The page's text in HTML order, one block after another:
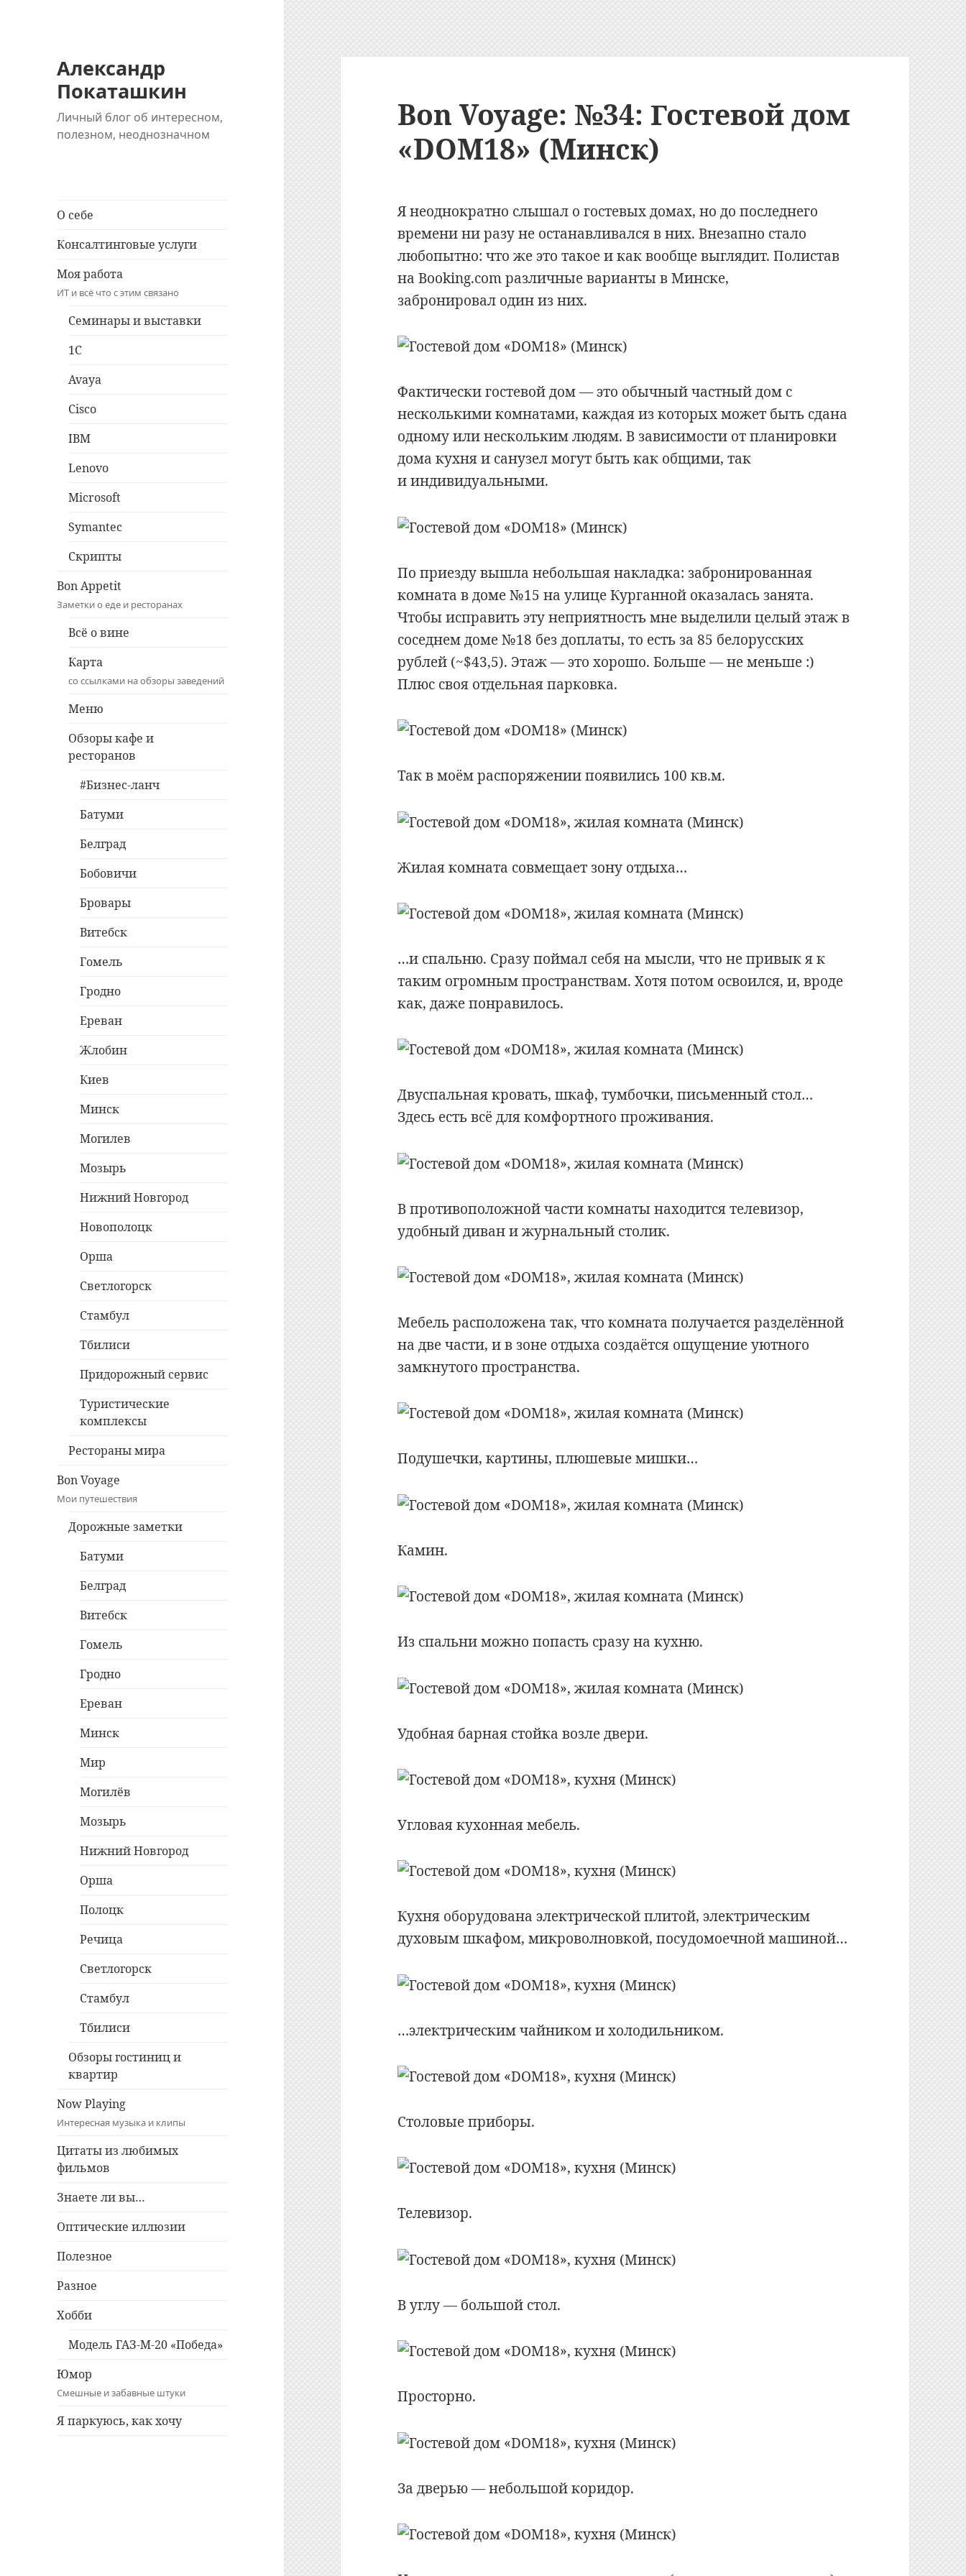
Александр
Покаташкин
Личный блог об интересном,
полезном, неоднозначном
О себе
Консалтинговые услуги
Моя работа
ИТ и всё что с этим связано
Семинары и выставки
1C
Avaya
Cisco
IBM
Lenovo
Microsoft
Symantec
Скрипты
Bon Appetit
Заметки о еде и ресторанах
Всё о вине
Карта
со ссылками на обзоры заведений
Меню
Обзоры кафе и
ресторанов
#Бизнес-ланч
Батуми
Белград
Бобовичи
Бровары
Витебск
Гомель
Гродно
Ереван
Жлобин
Киев
Минск
Могилев
Мозырь
Нижний Новгород
Новополоцк
Орша
Светлогорск
Стамбул
Тбилиси
Придорожный сервис
Туристические
комплексы
Рестораны мира
Bon Voyage
Мои путешествия
Дорожные заметки
Батуми
Белград
Витебск
Гомель
Гродно
Ереван
Минск
Мир
Могилёв
Мозырь
Нижний Новгород
Орша
Полоцк
Речица
Светлогорск
Стамбул
Тбилиси
Обзоры гостиниц и
квартир
Now Playing
Интересная музыка и клипы
Цитаты из любимых
фильмов
Знаете ли вы…
Оптические иллюзии
Полезное
Разное
Хобби
Модель ГАЗ-М-20 «Победа»
Юмор
Смешные и забавные штуки
Я паркуюсь, как хочу
Bon Voyage: №34: Гостевой дом
«DOM18» (Минск)
Я неоднократно слышал о гостевых домах, но до последнего
времени ни разу не останавливался в них. Внезапно стало
любопытно: что же это такое и как вообще выглядит. Полистав
наBooking.comразличные варианты в Минске,
забронировал один из них.
Фактически гостевой дом — это обычный частный дом с
несколькими комнатами, каждая из которых может быть сдана
одному или нескольким людям. В зависимости от планировки
дома кухня и санузел могут быть как общими, так
и индивидуальными.
По приезду вышла небольшая накладка: забронированная
комната в доме №15 на улице Курганной оказалась занята.
Чтобы исправить эту неприятность мне выделили целый этаж в
соседнем доме №18 без доплаты, то есть за 85 белорусских
рублей (~$43,5). Этаж — это хорошо. Больше — не меньше :)
Плюс своя отдельная парковка.
Так в моём распоряжении появились 100 кв.м.
Жилая комната совмещает зону отдыха…
…и спальню. Сразу поймал себя на мысли, что не привык я к
таким огромным пространствам. Хотя потом освоился, и, вроде
как, даже понравилось.
Двуспальная кровать, шкаф, тумбочки, письменный стол…
Здесь есть всё для комфортного проживания.
В противоположной части комнаты находится телевизор,
удобный диван и журнальный столик.
Мебель расположена так, что комната получается разделённой
на две части, и в зоне отдыха создаётся ощущение уютного
замкнутого пространства.
Подушечки, картины, плюшевые мишки…
Камин.
Из спальни можно попасть сразу на кухню.
Удобная барная стойка возле двери.
Угловая кухонная мебель.
Кухня оборудована электрической плитой, электрическим
духовым шкафом, микроволновкой, посудомоечной машиной…
…электрическим чайником и холодильником.
Столовые приборы.
Телевизор.
В углу — большой стол.
Просторно.
За дверью — небольшой коридор.